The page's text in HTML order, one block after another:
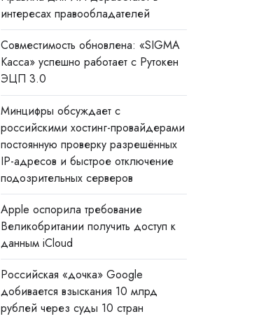
интересах правообладателей
Совместимость обновлена: «SIGMA
Касса» успешно работает с Рутокен
ЭЦП 3.0
Минцифры обсуждает с
российскими хостинг-провайдерами
постоянную проверку разрешённых
IP-адресов и быстрое отключение
подозрительных серверов
Apple оспорила требование
Великобритании получить доступ к
данным iCloud
Российская «дочка» Google
добивается взыскания 10 млрд
рублей через суды 10 стран